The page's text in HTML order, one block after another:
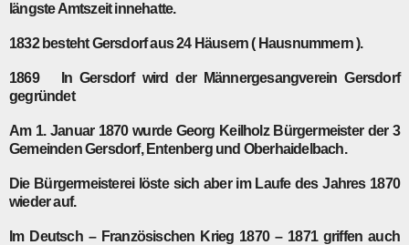
längste Amtszeit innehatte.
1832 besteht Gersdorf aus 24 Häusern ( Hausnummern ).
1869
In Gersdorf wird der Männergesangverein Gersdorf
gegründet
Am 1. Januar 1870wurde Georg Keilholz Bürgermeister der 3
Gemeinden Gersdorf, Entenberg und Oberhaidelbach.
Die Bürgermeisterei löste sich aber im Laufe des Jahres 1870
wieder auf.
Im Deutsch – Französischen Krieg 1870 – 1871griffen auch